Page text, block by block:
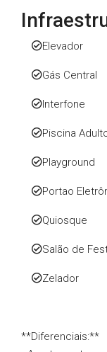
Elevador
Gás Central
Interfone
Piscina
Playground
Portao
Quiosque
Salão de
Zelador
**Diferenciais:**